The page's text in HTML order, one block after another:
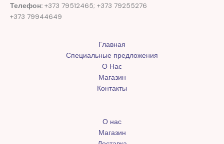
Телефон: +373 79512465; +373 79255276
+373 79944649
Главная
Специальные предложения
О Нас
Магазин
Контакты
О нас
Магазин